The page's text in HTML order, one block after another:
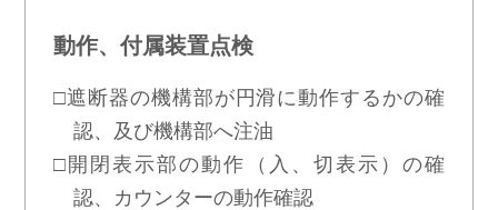
動作、付属装置点検
□遮断器の機構部が円滑に動作するかの確
認、及び機構部へ注油
□開閉表示部の動作（入、切表示）の確
認、カウンターの動作確認